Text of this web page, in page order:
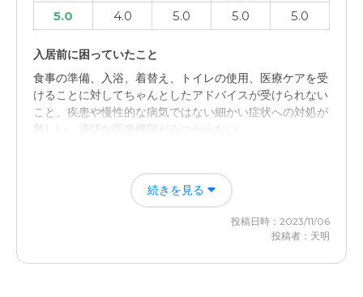
5.0 4.0 5.0 5.0 5.0
入居前に困っていたこと
食事の準備、入浴、着替え、トイレの使用、医療ケアを受
けることに対してちゃんとしたアドバイスが受けられない
こと、疾患や慢性的な病気ではない細かい症状への対処が
難しい、適切な医療機関がみつからない
介護施設でこれらのニーズに対応した専門的なケアとサポ
ートが提供されたことがあった。入居者が安心して生活で
グループホームつどい『宝柳家』の評価
続きを見る
投稿日時：2023/11/06
投稿者：天明